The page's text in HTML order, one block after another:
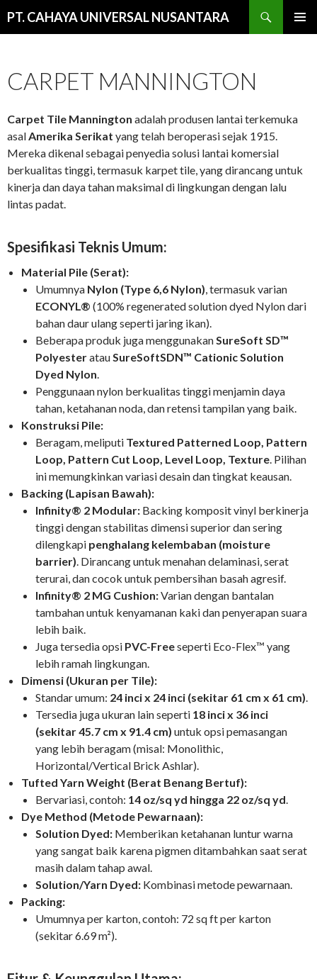
PT. CAHAYA UNIVERSAL NUSANTARA
CARPET MANNINGTON
Carpet Tile Mannington adalah produsen lantai terkemuka
asalAmerika Serikat yang telah beroperasi sejak 1915.
Mereka dikenal sebagai penyedia solusi lantai komersial
berkualitas tinggi, termasuk karpet tile, yang dirancang untuk
kinerja dan daya tahan maksimal di lingkungan dengan lalu
lintas padat.
Spesifikasi Teknis Umum:
Material Pile (Serat):
Umumnya Nylon (Type 6,6 Nylon), termasuk varian
ECONYL® (100% regenerated solution dyed Nylon dari
bahan daur ulang seperti jaring ikan).
Beberapa produk juga menggunakanSureSoft SD™
PolyesteratauSureSoftSDN™ Cationic Solution
Dyed Nylon.
Penggunaan nylon berkualitas tinggi menjamin daya
tahan, ketahanan noda, dan retensi tampilan yang baik.
Konstruksi Pile:
Beragam, meliputi Textured Patterned Loop, Pattern
Loop, Pattern Cut Loop, Level Loop, Texture. Pilihan
ini memungkinkan variasi desain dan tingkat keausan.
Backing (Lapisan Bawah):
Infinity® 2 Modular: Backing komposit vinyl berkinerja
tinggi dengan stabilitas dimensi superior dan sering
dilengkapi penghalang kelembaban (moisture
barrier). Dirancang untuk menahan delaminasi, serat
terurai, dan cocok untuk pembersihan basah agresif.
Infinity® 2 MG Cushion:Varian dengan bantalan
tambahan untuk kenyamanan kaki dan penyerapan suara
lebih baik.
Juga tersedia opsi PVC-Freeseperti Eco-Flex™ yang
lebih ramah lingkungan.
Dimensi (Ukuran per Tile):
Standar umum: 24 inci x 24 inci (sekitar 61 cm x 61 cm).
Tersedia juga ukuran lain seperti 18 inci x 36 inci
(sekitar 45.7 cm x 91.4 cm) untuk opsi pemasangan
yang lebih beragam (misal: Monolithic,
Horizontal/Vertical Brick Ashlar).
Tufted Yarn Weight (Berat Benang Bertuf):
Bervariasi, contoh: 14 oz/sq yd hingga 22 oz/sq yd.
Dye Method (Metode Pewarnaan):
Solution Dyed: Memberikan ketahanan luntur warna
yang sangat baik karena pigmen ditambahkan saat serat
masih dalam tahap awal.
Solution/Yarn Dyed: Kombinasi metode pewarnaan.
Packing:
Umumnya per karton, contoh: 72 sq ft per karton
(sekitar 6.69 m²).